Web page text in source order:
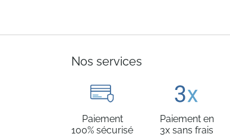
Nos services
Paiement
100% sécurisé
Paiement en
3x sans frais